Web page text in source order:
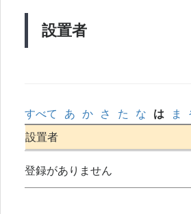
設置者
すべて あ か さ た な は ま
設置者
登録がありません